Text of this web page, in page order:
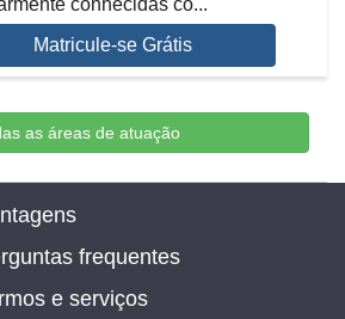
conhecidas co...
Matricule-se Grátis
as áreas de atuação
frequentes
e serviços